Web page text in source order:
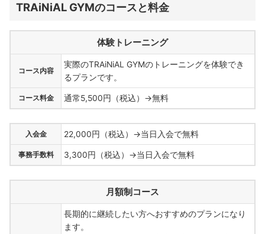
TRAiNiAL GYMのコースと料金
体験トレーニング
コース内容
実際のTRAiNiAL GYMのトレーニングを体験でき
るプランです。
コース料金 通常5,500円（税込）→無料
入会金 22,000円（税込）→当日入会で無料
事務手数料 3,300円（税込）→当日入会で無料
月額制コース
長期的に継続したい方へおすすめのプランになり
ます。